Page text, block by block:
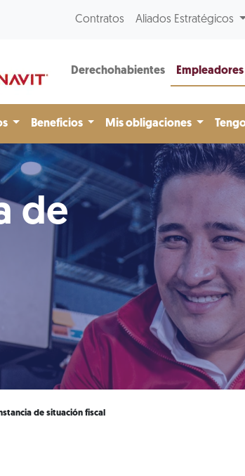
Contratos Aliados Estratégicos
Derechohabientes Empleadores
Beneficios Mis obligaciones
de
de situación fiscal